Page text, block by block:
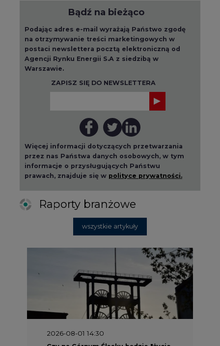
Bądź na bieżąco
Podając adres e-mail wyrażają Państwo zgodę
na otrzymywanie treści marketingowych w
postaci newslettera pocztą elektroniczną od
Agencji Rynku Energii S.A z siedzibą w
Warszawie.
ZAPISZ SIĘ DO NEWSLETTERA
Więcej informacji dotyczących przetwarzania
przez nas Państwa danych osobowych, w tym
informacje o przysługujących Państwu
prawach, znajduje się w polityce prywatności.
Raporty branżowe
wszystkie artykuły
2026-08-01 14:30